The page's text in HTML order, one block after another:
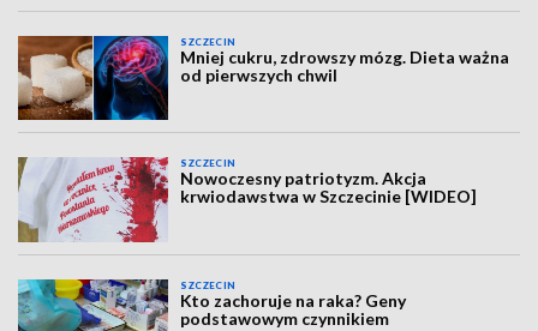
SZCZECIN
Mniej cukru, zdrowszy mózg. Dieta ważna
od pierwszych chwil
SZCZECIN
Nowoczesny patriotyzm. Akcja
krwiodawstwa w Szczecinie [WIDEO]
SZCZECIN
Kto zachoruje na raka? Geny
podstawowym czynnikiem